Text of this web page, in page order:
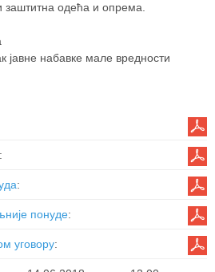
одећа и опрема.
јавне набавке мале вредности
:
:
понуде:
уговору: